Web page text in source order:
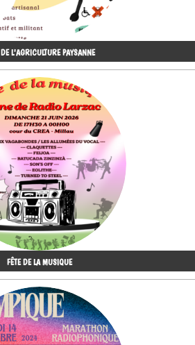
DE L'AGRICULTURE PAYSANNE
FÊTE DE LA MUSIQUE